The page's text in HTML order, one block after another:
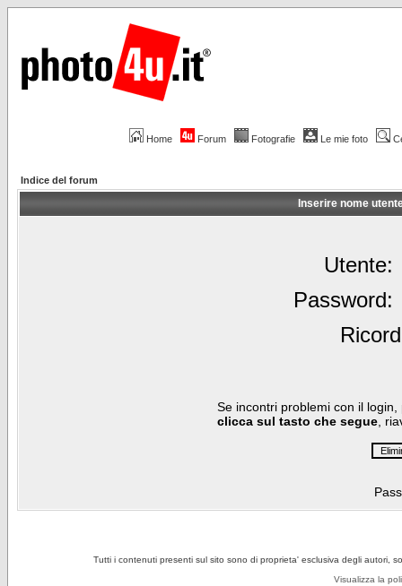
Home Forum Fotografie Le mie foto
Indice del forum
Inserire nome
Utente:
Password:
Se incontri problemi con il
clicca sul tasto che segue ,
Tutti i contenuti presenti sul sito sono di proprieta' esclusiva degli autori,
Visualizza la